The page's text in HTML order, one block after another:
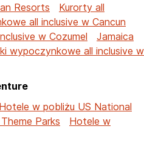
Resorts
Kurorty all
all inclusive w Cancun
w Cozumel
Jamaica
wypoczynkowe all inclusive w
Hotele w pobliżu US National
Parks
Hotele w